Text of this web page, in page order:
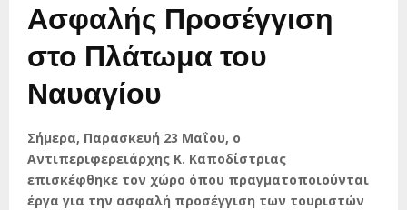
Ασφαλής Προσέγγιση
στο Πλάτωμα του
Ναυαγίου
Σήμερα, Παρασκευή 23 Μαΐου, ο
Αντιπεριφερειάρχης Κ. Καποδίστριας
επισκέφθηκε τον χώρο όπου πραγματοποιούνται
έργα για την ασφαλή προσέγγιση των τουριστών